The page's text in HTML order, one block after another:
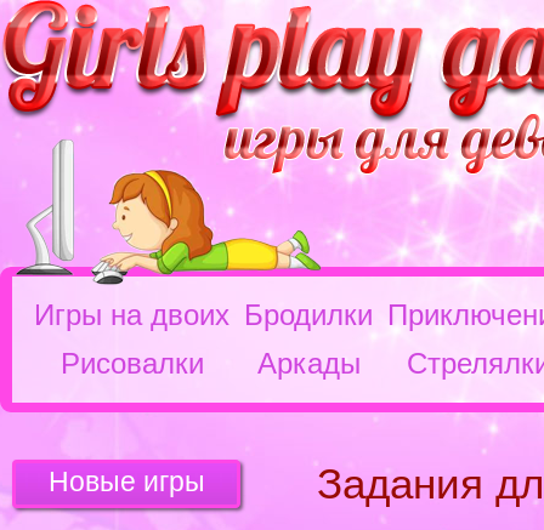
Игры на двоих Бродилки
Рисовалки
Аркады
Задания
Новые игры